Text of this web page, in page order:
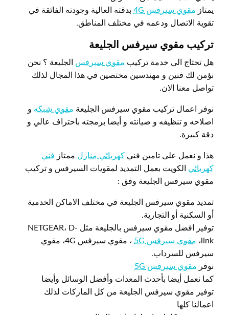
يمتاز مقوي سيرفس 4G
بدقته العالية وجودته الفائقة في
تقوية الاتصال ودعمه في مختلف المناطق.
تركيب مقوي سيرفس الجليعة
هل تحتاج الى خدمة تركيب مقوي سيرفس الجليعة ؟ نحن
نؤمن لك فنين و مهندسين مختصين في هذا المجال لذلك
تواصل معنا الان.
نوفر اعمال تركيب مقوي سيرفس الجليعة مقوي شبكه و
اصلاحه و تنظيفه و صيانته و أيضا برمجته باحتراف عالي و
دقة كبيرة.
هذا و نعمل على تامين فني كهربائي منازل ممتاز فني
كهربائي الكويت بعمل التمديد لمقويات السيرفس و تركيب
مقوي سيرفس الجليعة وفق :
تمديد مقوي سيرفس الجليعة في مختلف الاماكن الخدمية
أو السكنية أو التجارية.
توفير افضل مقوي سيرفس بالجليعة مثل NETGEAR، D-
link،
مقوي سيرفس 5G
، مقوي سيرفس 4G، مقوي
سيرفس للسرداب.
نوفر مقوي سيرفس 5G
كما نعمل أيضا بأحدث المعدات وأفضل الوسائل وأيضا
توفير مقوي سيرفس الجليعة من كل الماركات لذلك
اعمالنا كلها